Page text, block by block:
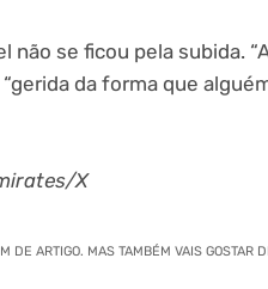
não se ficou pela subida.
da forma que
X
DE ARTIGO. MAS TAMBÉM VAIS GOSTAR